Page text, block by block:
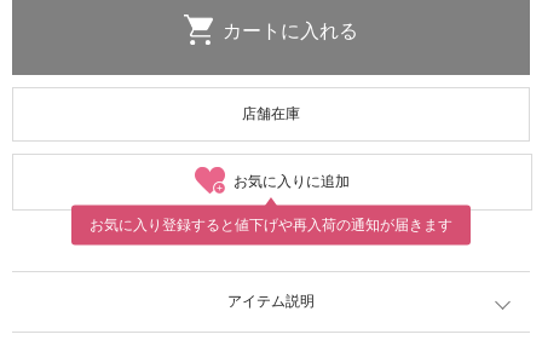
店舗在庫
お気に入りに追加
お気に入り登録すると値下げや再入荷の通知が届きます
アイテム説明